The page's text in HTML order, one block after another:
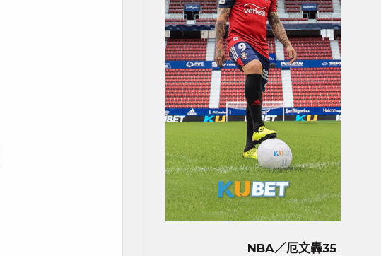
NBA／厄文轟35